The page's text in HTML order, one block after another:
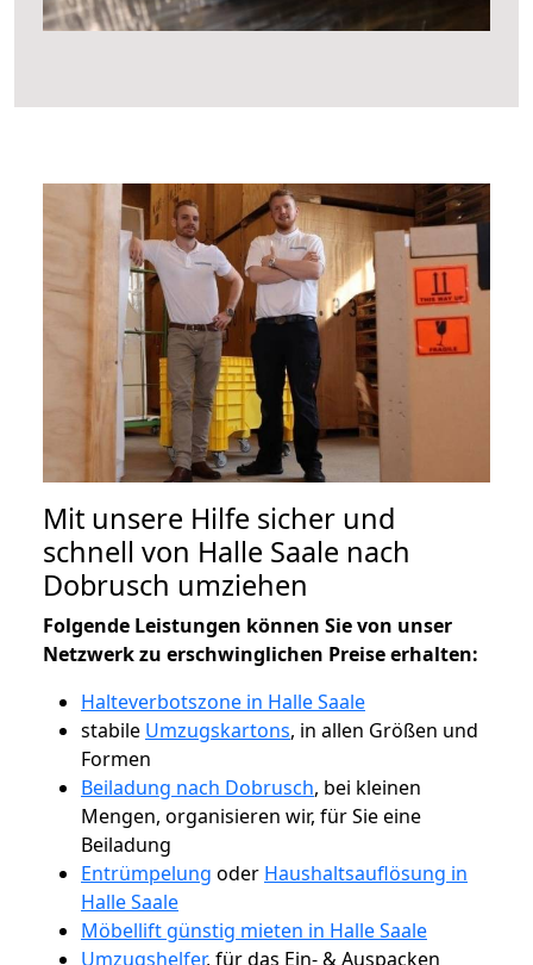
Mit unsere Hilfe sicher und
schnell von Halle Saale nach
Dobrusch umziehen
Folgende Leistungen können Sie von unser
Netzwerk zu erschwinglichen Preise erhalten:
Halteverbotszone in Halle Saale
stabile Umzugskartons, in allen Größen und
Formen
Beiladung nach Dobrusch, bei kleinen
Mengen, organisieren wir, für Sie eine
Beiladung
Entrümpelung oder Haushaltsauflösung in
Halle Saale
Möbellift günstig mieten in Halle Saale
Umzugshelfer, für das Ein- & Auspacken